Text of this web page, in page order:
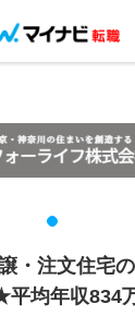
・注文住宅
均年収834